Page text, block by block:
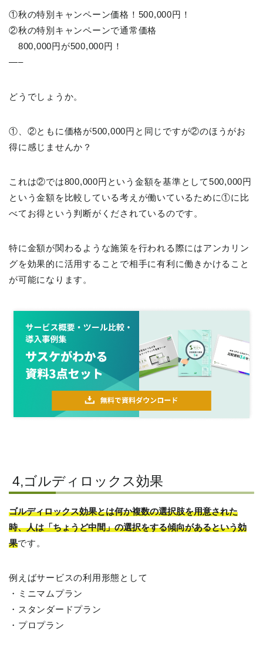
①秋の特別キャンペーン価格！500,000円！
②秋の特別キャンペーンで通常価格
800,000円が500,000円！
—–
どうでしょうか。
①、②ともに価格が500,000円と同じですが②のほうがお
得に感じませんか？
これは②では800,000円という金額を基準として500,000円
という金額を比較している考えが働いているために①に比
べてお得という判断がくだされているのです。
特に金額が関わるような施策を行われる際にはアンカリン
グを効果的に活用することで相手に有利に働きかけること
が可能になります。
4,ゴルディロックス効果
ゴルディロックス効果とは何か複数の選択肢を用意された
時、人は「ちょうど中間」の選択をする傾向があるという効
果です。
例えばサービスの利用形態として
・ミニマムプラン
・スタンダードプラン
・プロプラン